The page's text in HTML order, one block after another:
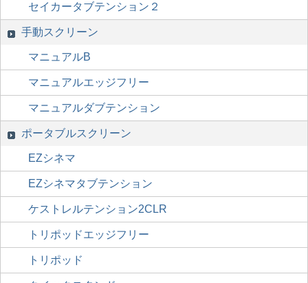
セイカータブテンション２
手動スクリーン
マニュアルB
マニュアルエッジフリー
マニュアルダブテンション
ポータブルスクリーン
EZシネマ
EZシネマタブテンション
ケストレルテンション2CLR
トリポッドエッジフリー
トリポッド